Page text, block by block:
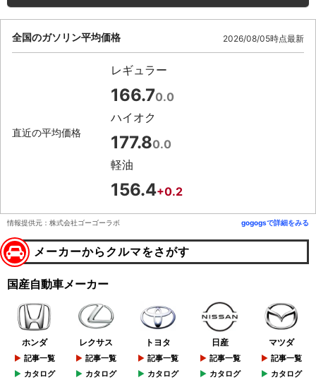
全国のガソリン平均価格 2026/08/05時点最新
直近の平均価格
レギュラー
166.70.0
ハイオク
177.80.0
軽油
156.4+0.2
情報提供元：株式会社ゴーゴーラボ gogogsで詳細をみる
メーカーからクルマをさがす
国産自動車メーカー
ホンダ
記事一覧
カタログ
レクサス
記事一覧
カタログ
トヨタ
記事一覧
カタログ
日産
記事一覧
カタログ
マツダ
記事一覧
カタログ